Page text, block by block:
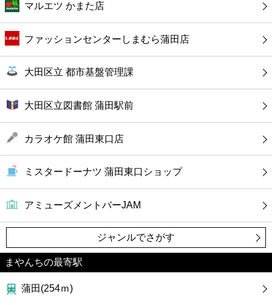
ホテル
マルエツ かまた店
ファッションセンターしまむら蒲田店
大田区立 都市基盤管理課
大田区立図書館 蒲田駅前
カラオケ館 蒲田東口店
ミスタードーナツ 蒲田東口ショップ
アミューズメントバーJAM
ジャンルでさがす
まやんちの最寄駅
蒲田(254ｍ)